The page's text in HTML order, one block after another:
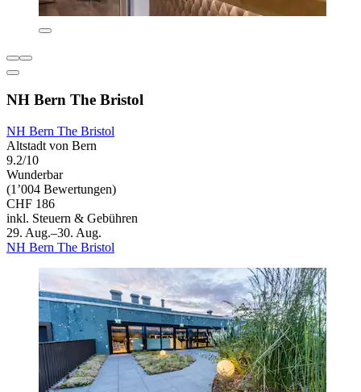
NH Bern The Bristol
NH Bern The Bristol
Altstadt von Bern
9.2/10
Wunderbar
(1’004 Bewertungen)
CHF 186
inkl. Steuern & Gebühren
29. Aug.–30. Aug.
NH Bern The Bristol